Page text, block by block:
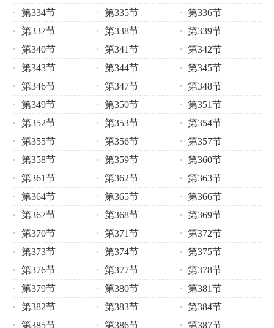
第334节
第335节
第336节
第337节
第338节
第339节
第340节
第341节
第342节
第343节
第344节
第345节
第346节
第347节
第348节
第349节
第350节
第351节
第352节
第353节
第354节
第355节
第356节
第357节
第358节
第359节
第360节
第361节
第362节
第363节
第364节
第365节
第366节
第367节
第368节
第369节
第370节
第371节
第372节
第373节
第374节
第375节
第376节
第377节
第378节
第379节
第380节
第381节
第382节
第383节
第384节
第385节
第386节 第387节